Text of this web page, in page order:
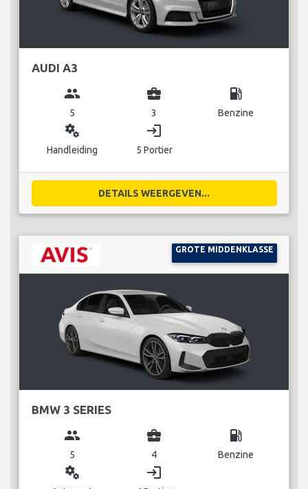
AUDI A3
group
5
business_center
3
local_gas_station
Benzine
miscellaneous_services
Handleiding
login
5 Portier
DETAILS WEERGEVEN...
GROTE MIDDENKLASSE
BMW 3 SERIES
group
5
business_center
4
local_gas_station
Benzine
miscellaneous_services login